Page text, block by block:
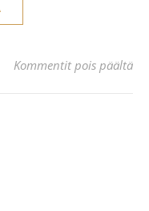
Kommentit pois päältä